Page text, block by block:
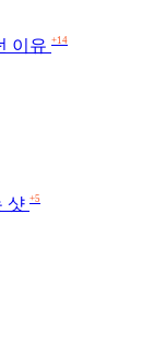
이유 +14
샷 +5